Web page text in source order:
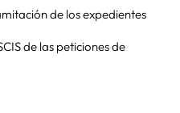
de los expedientes
de las peticiones de